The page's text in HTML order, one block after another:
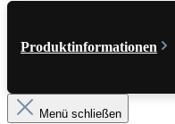
Produktinformationen
Menü schließen